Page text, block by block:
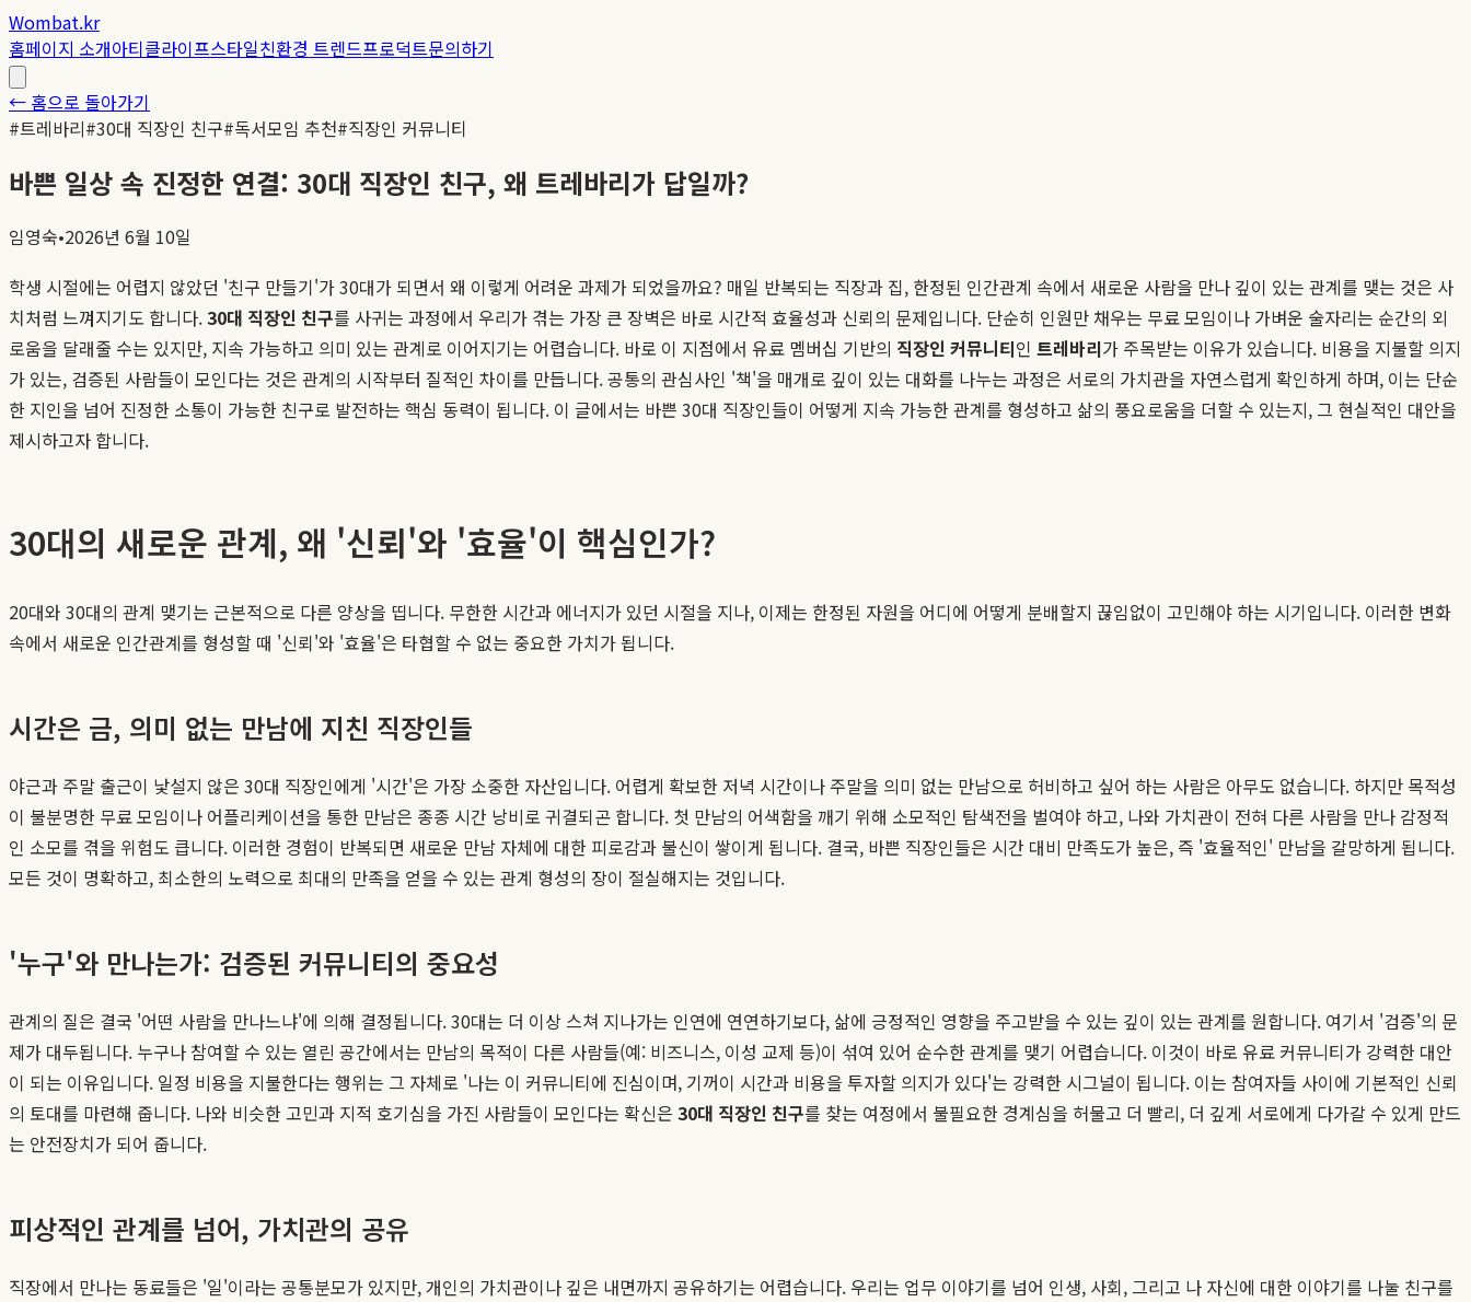
Wombat.kr
홈페이지 소개아티클라이프스타일친환경 트렌드프로덕트문의하기
← 홈으로 돌아가기
#트레바리#30대 직장인 친구#독서모임 추천#직장인 커뮤니티
바쁜 일상 속 진정한 연결: 30대 직장인 친구, 왜 트레바리가 답일까?
임영숙•2026년 6월 10일
학생 시절에는 어렵지 않았던 '친구 만들기'가 30대가 되면서 왜 이렇게 어려운 과제가 되었을까요? 매일 반복되는 직장과 집, 한정된 인간관계 속에서 새로운 사람을 만나 깊이 있는 관계를 맺는 것은 사
치처럼 느껴지기도 합니다.30대 직장인 친구를 사귀는 과정에서 우리가 겪는 가장 큰 장벽은 바로 시간적 효율성과 신뢰의 문제입니다. 단순히 인원만 채우는 무료 모임이나 가벼운 술자리는 순간의 외
로움을 달래줄 수는 있지만, 지속 가능하고 의미 있는 관계로 이어지기는 어렵습니다. 바로 이 지점에서 유료 멤버십 기반의 직장인 커뮤니티인 트레바리가 주목받는 이유가 있습니다. 비용을 지불할 의지
가 있는, 검증된 사람들이 모인다는 것은 관계의 시작부터 질적인 차이를 만듭니다. 공통의 관심사인 '책'을 매개로 깊이 있는 대화를 나누는 과정은 서로의 가치관을 자연스럽게 확인하게 하며, 이는 단순
한 지인을 넘어 진정한 소통이 가능한 친구로 발전하는 핵심 동력이 됩니다. 이 글에서는 바쁜 30대 직장인들이 어떻게 지속 가능한 관계를 형성하고 삶의 풍요로움을 더할 수 있는지, 그 현실적인 대안을
제시하고자 합니다.
30대의 새로운 관계, 왜 '신뢰'와 '효율'이 핵심인가?
20대와 30대의 관계 맺기는 근본적으로 다른 양상을 띱니다. 무한한 시간과 에너지가 있던 시절을 지나, 이제는 한정된 자원을 어디에 어떻게 분배할지 끊임없이 고민해야 하는 시기입니다. 이러한 변화
속에서 새로운 인간관계를 형성할 때 '신뢰'와 '효율'은 타협할 수 없는 중요한 가치가 됩니다.
시간은 금, 의미 없는 만남에 지친 직장인들
야근과 주말 출근이 낯설지 않은 30대 직장인에게 '시간'은 가장 소중한 자산입니다. 어렵게 확보한 저녁 시간이나 주말을 의미 없는 만남으로 허비하고 싶어 하는 사람은 아무도 없습니다. 하지만 목적성
이 불분명한 무료 모임이나 어플리케이션을 통한 만남은 종종 시간 낭비로 귀결되곤 합니다. 첫 만남의 어색함을 깨기 위해 소모적인 탐색전을 벌여야 하고, 나와 가치관이 전혀 다른 사람을 만나 감정적
인 소모를 겪을 위험도 큽니다. 이러한 경험이 반복되면 새로운 만남 자체에 대한 피로감과 불신이 쌓이게 됩니다. 결국, 바쁜 직장인들은 시간 대비 만족도가 높은, 즉 '효율적인' 만남을 갈망하게 됩니다.
모든 것이 명확하고, 최소한의 노력으로 최대의 만족을 얻을 수 있는 관계 형성의 장이 절실해지는 것입니다.
'누구'와 만나는가: 검증된 커뮤니티의 중요성
관계의 질은 결국 '어떤 사람을 만나느냐'에 의해 결정됩니다. 30대는 더 이상 스쳐 지나가는 인연에 연연하기보다, 삶에 긍정적인 영향을 주고받을 수 있는 깊이 있는 관계를 원합니다. 여기서 '검증'의 문
제가 대두됩니다. 누구나 참여할 수 있는 열린 공간에서는 만남의 목적이 다른 사람들(예: 비즈니스, 이성 교제 등)이 섞여 있어 순수한 관계를 맺기 어렵습니다. 이것이 바로 유료 커뮤니티가 강력한 대안
이 되는 이유입니다. 일정 비용을 지불한다는 행위는 그 자체로 '나는 이 커뮤니티에 진심이며, 기꺼이 시간과 비용을 투자할 의지가 있다'는 강력한 시그널이 됩니다. 이는 참여자들 사이에 기본적인 신뢰
의 토대를 마련해 줍니다. 나와 비슷한 고민과 지적 호기심을 가진 사람들이 모인다는 확신은 30대 직장인 친구를 찾는 여정에서 불필요한 경계심을 허물고 더 빨리, 더 깊게 서로에게 다가갈 수 있게 만드
는 안전장치가 되어 줍니다.
피상적인 관계를 넘어, 가치관의 공유
직장에서 만나는 동료들은 '일'이라는 공통분모가 있지만, 개인의 가치관이나 깊은 내면까지 공유하기는 어렵습니다. 우리는 업무 이야기를 넘어 인생, 사회, 그리고 나 자신에 대한 이야기를 나눌 친구를